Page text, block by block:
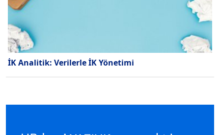
İK Analitik: Verilerle İK Yönetimi